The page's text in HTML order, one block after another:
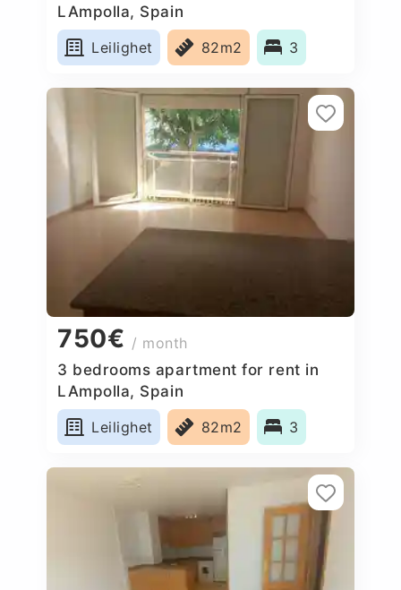
LAmpolla, Spain
Leilighet
82m2 3
750€ / month
3 bedrooms apartment for rent in
LAmpolla, Spain
Leilighet
82m2 3